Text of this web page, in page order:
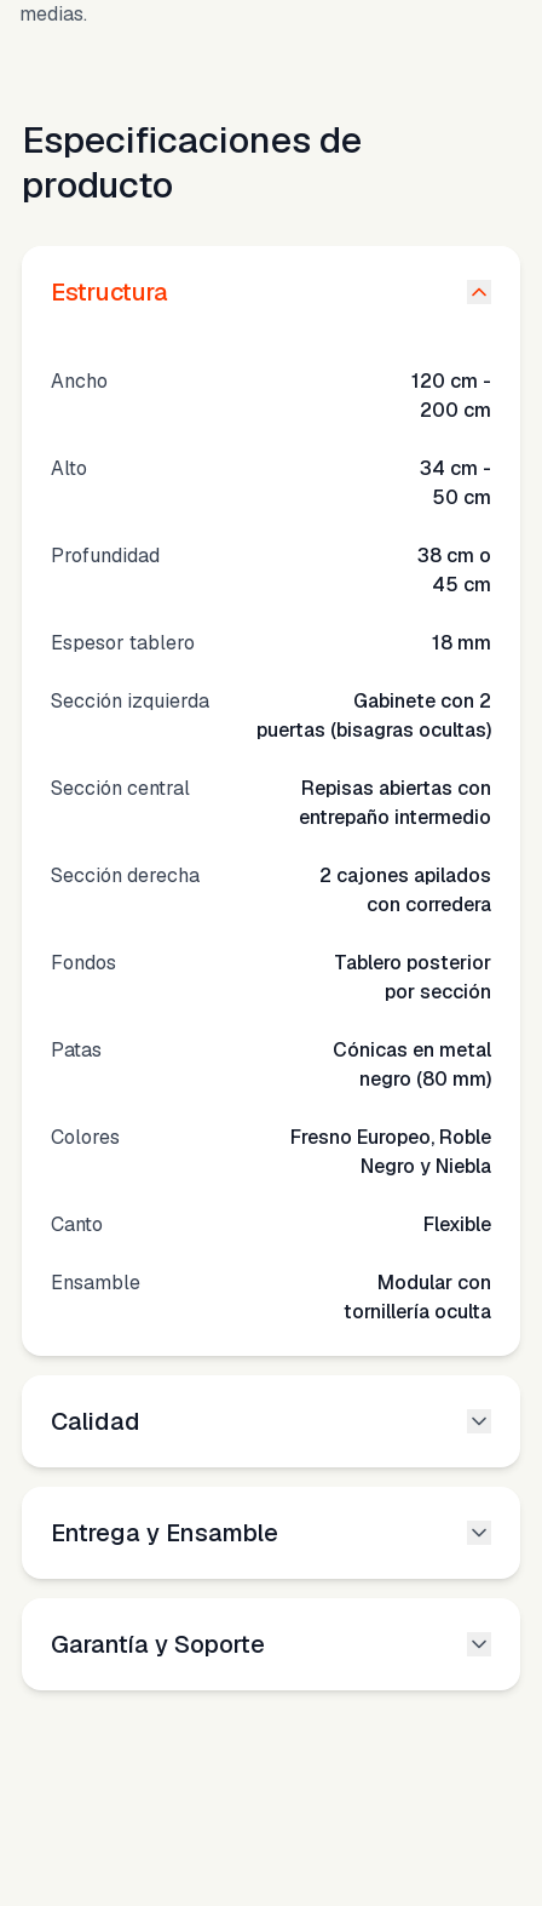
medias.
Especificaciones de
producto
Estructura
Ancho
120 cm -
200 cm
Alto
34 cm -
50 cm
Profundidad
38 cm o
45 cm
Espesor tablero 18 mm
Sección izquierda
Gabinete con 2
puertas (bisagras ocultas)
Sección central
Repisas abiertas con
entrepaño intermedio
Sección derecha
2 cajones apilados
con corredera
Fondos
Tablero posterior
por sección
Patas
Cónicas en metal
negro (80 mm)
Colores
Fresno Europeo, Roble
Negro y Niebla
Canto Flexible
Ensamble
Modular con
tornillería oculta
Calidad
Entrega y Ensamble
Garantía y Soporte